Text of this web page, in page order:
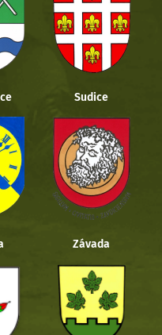
Sudice
Závada